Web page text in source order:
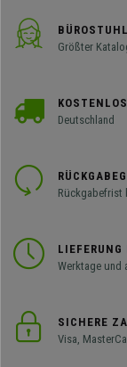
Größter
Deutschland
Rückgabefrist
Werktage und
SICHERE
Visa,